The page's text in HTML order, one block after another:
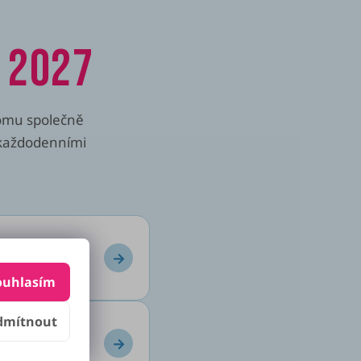
2027
společně
→
→